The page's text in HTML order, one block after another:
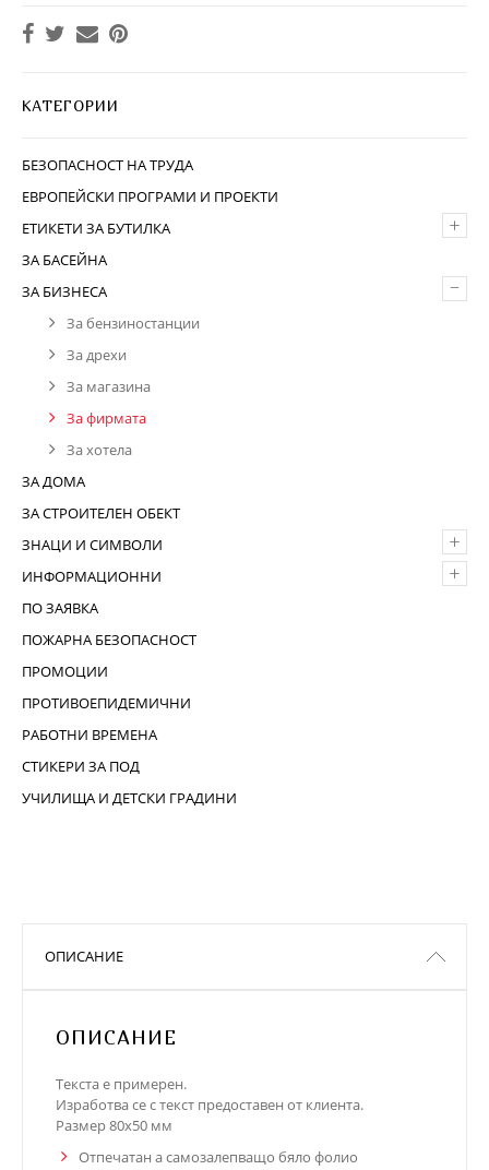
КАТЕГОРИИ
БЕЗОПАСНОСТ НА ТРУДА
ЕВРОПЕЙСКИ ПРОГРАМИ И ПРОЕКТИ
+
ЕТИКЕТИ ЗА БУТИЛКА
ЗА БАСЕЙНА
–
ЗА БИЗНЕСА
За бензиностанции
За дрехи
За магазина
За фирмата
За хотела
ЗА ДОМА
ЗА СТРОИТЕЛЕН ОБЕКТ
+
ЗНАЦИ И СИМВОЛИ
+
ИНФОРМАЦИОННИ
ПО ЗАЯВКА
ПОЖАРНА БЕЗОПАСНОСТ
ПРОМОЦИИ
ПРОТИВОЕПИДЕМИЧНИ
РАБОТНИ ВРЕМЕНА
СТИКЕРИ ЗА ПОД
УЧИЛИЩА И ДЕТСКИ ГРАДИНИ
ОПИСАНИЕ
ОПИСАНИЕ
Текста е примерен.
Изработва се с текст предоставен от клиента.
Размер 80х50 мм
Отпечатан а самозалепващо бяло фолио